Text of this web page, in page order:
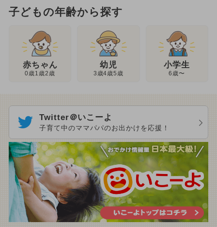
子どもの年齢から探す
赤ちゃん
0歳1歳2歳
幼児
3歳4歳5歳
小学生
6歳〜
Twitter＠いこーよ
子育て中のママパパのお出かけを応援！